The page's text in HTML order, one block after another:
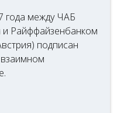
года между ЧАБ
и Райффайзенбанком
подписан